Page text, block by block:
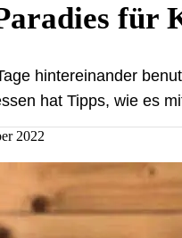
für
hintereinander
hat Tipps, wie es
2022